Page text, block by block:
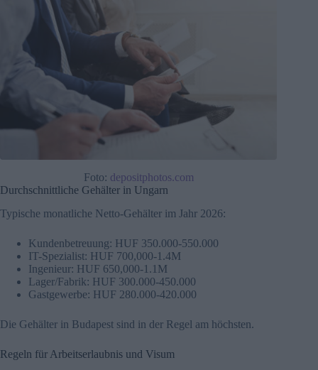
Foto: depositphotos.com
Durchschnittliche Gehälter in Ungarn
Typische monatliche Netto-Gehälter im Jahr 2026:
Kundenbetreuung: HUF 350.000-550.000
IT-Spezialist: HUF 700,000-1.4M
Ingenieur: HUF 650,000-1.1M
Lager/Fabrik: HUF 300.000-450.000
Gastgewerbe: HUF 280.000-420.000
Die Gehälter in Budapest sind in der Regel am höchsten.
Regeln für Arbeitserlaubnis und Visum